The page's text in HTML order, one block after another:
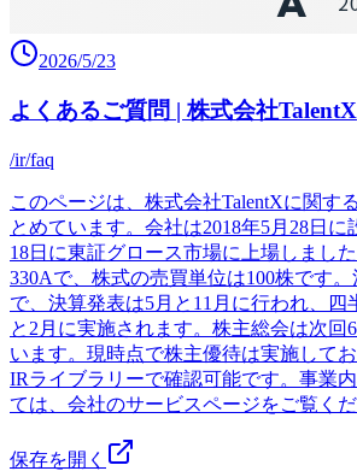
2026/5/23
よくあるご質問 | 株式会社TalentX
/ir/faq
このページは、株式会社TalentXに関す
とめています。会社は2018年5月28日に
18日に東証グロース市場に上場しまし
330Aで、株式の売買単位は100株です。
で、決算発表は5月と11月に行われ、四
と2月に実施されます。株主総会は次回
います。現時点で株主優待は実施して
IRライブラリーで確認可能です。事業
ては、会社のサービスページをご覧くだ
保存を開く